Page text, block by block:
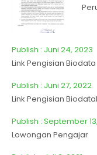
Publish : Juni 24, 2023
Link Pengisian Biodata
Publish : Juni 27, 2022
Link Pengisian
Publish : September
Lowongan Pengajar